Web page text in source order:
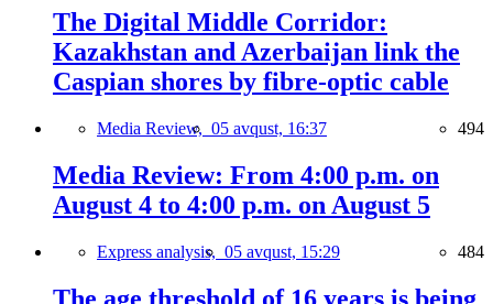
The Digital Middle Corridor:
Kazakhstan and Azerbaijan link the
Caspian shores by fibre-optic cable
Media Review, 05 avqust, 16:37 494
Media Review: From 4:00 p.m. on
August 4 to 4:00 p.m. on August 5
Express analysis, 05 avqust, 15:29 484